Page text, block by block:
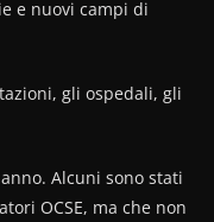
e nuovi campi di
gli ospedali, gli
Alcuni sono stati
OCSE, ma che non